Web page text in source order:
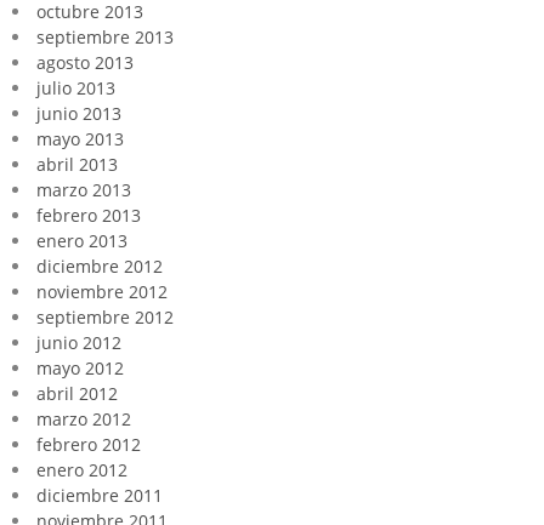
octubre 2013
septiembre 2013
agosto 2013
julio 2013
junio 2013
mayo 2013
abril 2013
marzo 2013
febrero 2013
enero 2013
diciembre 2012
noviembre 2012
septiembre 2012
junio 2012
mayo 2012
abril 2012
marzo 2012
febrero 2012
enero 2012
diciembre 2011